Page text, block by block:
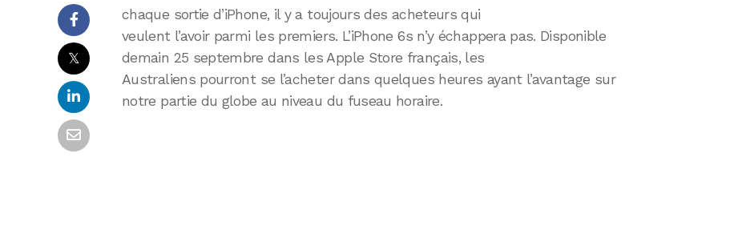
𝕏
chaque sortie d’iPhone, il y a toujours des acheteurs qui
veulent l’avoir parmi les premiers. L’iPhone 6s n’y échappera pas. Disponible
demain 25 septembre dans les Apple Store français, les
Australiens pourront se l’acheter dans quelques heures ayant l’avantage sur
notre partie du globe au niveau du fuseau horaire.